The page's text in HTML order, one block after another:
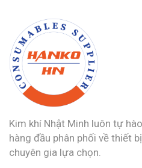
Kim khí Nhật Minh luôn tự
hàng đầu phân phối về thiết
chuyên gia lựa chọn.